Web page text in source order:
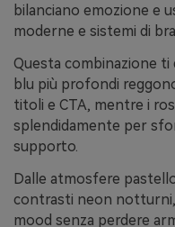
bilanciano emozione e
moderne e sistemi di
Questa combinazione ti
blu più profondi
titoli e CTA, mentre i
splendidamente per
supporto.
Dalle atmosfere
contrasti neon notturni,
mood senza perdere